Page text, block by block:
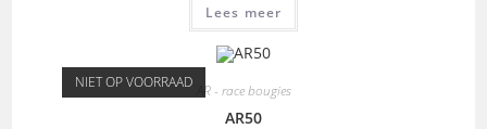
Lees meer
NIET OP VOORRAAD AR - race bougies
AR50